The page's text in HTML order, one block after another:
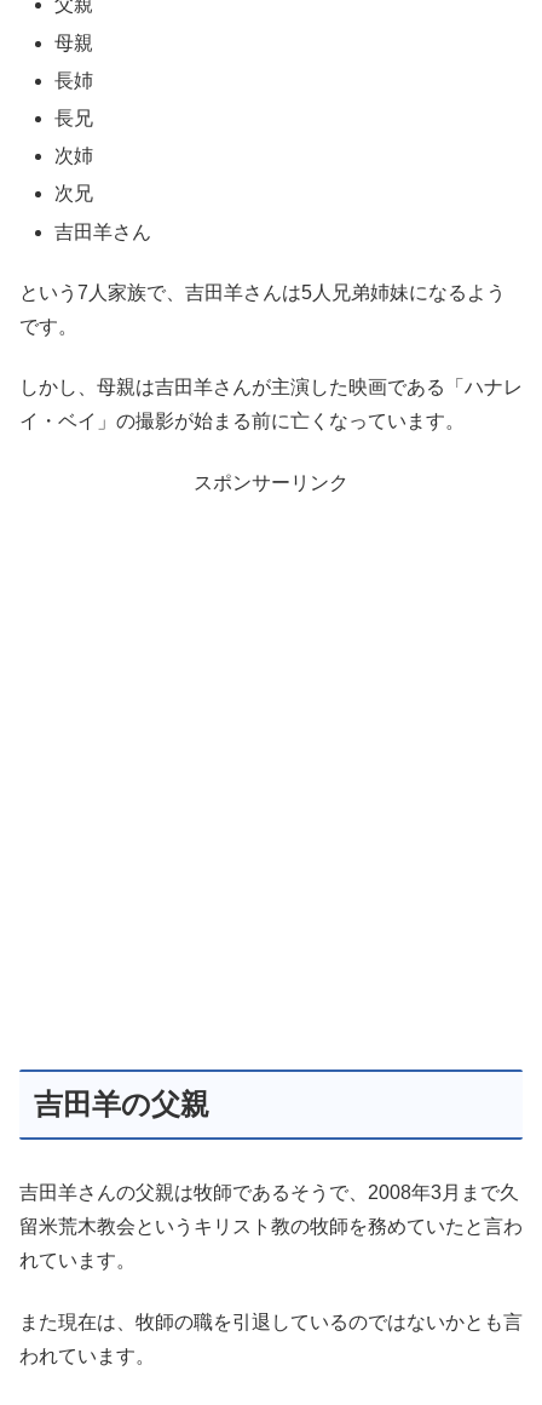
父親
母親
長姉
長兄
次姉
次兄
吉田羊さん
という7人家族で、吉田羊さんは5人兄弟姉妹になるよう
です。
しかし、母親は吉田羊さんが主演した映画である「ハナレ
イ・ベイ」の撮影が始まる前に亡くなっています。
スポンサーリンク
吉田羊の父親
吉田羊さんの父親は牧師であるそうで、2008年3月まで久
留米荒木教会というキリスト教の牧師を務めていたと言わ
れています。
また現在は、牧師の職を引退しているのではないかとも言
われています。